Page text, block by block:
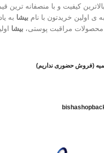
کیفیت و با منصفانه ترین
ی اولین خریدتون با نام بیشا به
محصولات مراقبت پوستی، بیشا
(فروش حضوری نداریم)